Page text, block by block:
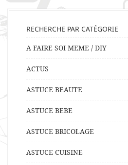
RECHERCHE PAR CATÉGORIE
A FAIRE SOI MEME / DIY
ACTUS
ASTUCE BEAUTE
ASTUCE BEBE
ASTUCE BRICOLAGE
ASTUCE CUISINE